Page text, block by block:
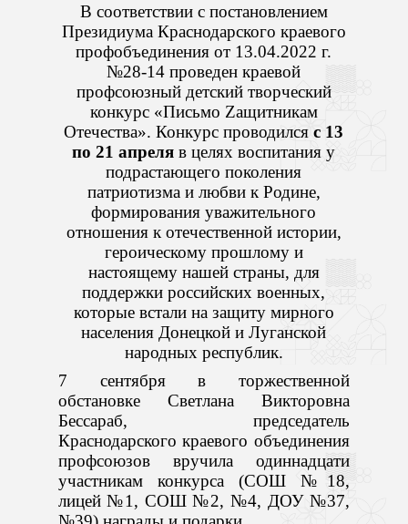
В соответствии с постановлением
Президиума Краснодарского краевого
профобъединения от 13.04.2022 г.
№28-14 проведен краевой
профсоюзный детский творческий
конкурс «Письмо Zащитникам
Отечества». Конкурс проводилсяс 13
по 21 апреля в целях воспитания у
подрастающего поколения
патриотизма и любви к Родине,
формирования уважительного
отношения к отечественной истории,
героическому прошлому и
настоящему нашей страны, для
поддержки российских военных,
которые встали на защиту мирного
населения Донецкой и Луганской
народных республик.
7 сентября в торжественной
обстановке Светлана Викторовна
Бессараб, председатель
Краснодарского краевого объединения
профсоюзов вручила одиннадцати
участникам конкурса (СОШ №18,
лицей №1, СОШ №2, №4, ДОУ №37,